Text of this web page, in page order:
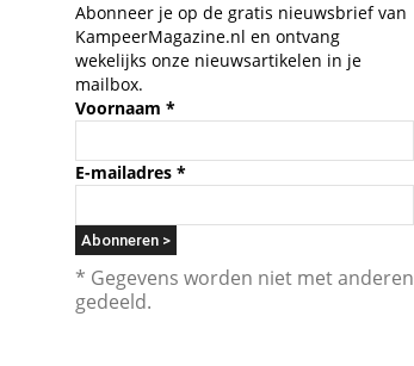
Abonneer je op de gratis nieuwsbrief van
KampeerMagazine.nl en ontvang
wekelijks onze nieuwsartikelen in je
mailbox.
Voornaam *
E-mailadres *
* Gegevens worden niet met anderen
gedeeld.